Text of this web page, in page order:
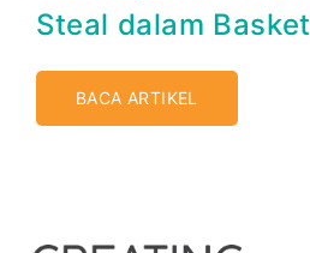
Steal dalam Basket
BACA ARTIKEL